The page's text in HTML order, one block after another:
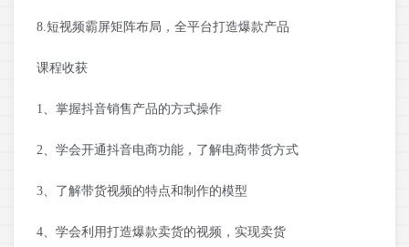
8.短视频霸屏矩阵布局，全平台打造爆款产品
课程收获
1、掌握抖音销售产品的方式操作
2、学会开通抖音电商功能，了解电商带货方式
3、了解带货视频的特点和制作的模型
4、学会利用打造爆款卖货的视频，实现卖货